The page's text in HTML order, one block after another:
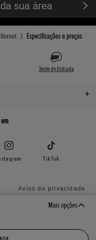
Mais opções
sua área
Especificações e preços
Teste de Estrada
TikTok
Aviso de privacidade
Reclamações Electrónico